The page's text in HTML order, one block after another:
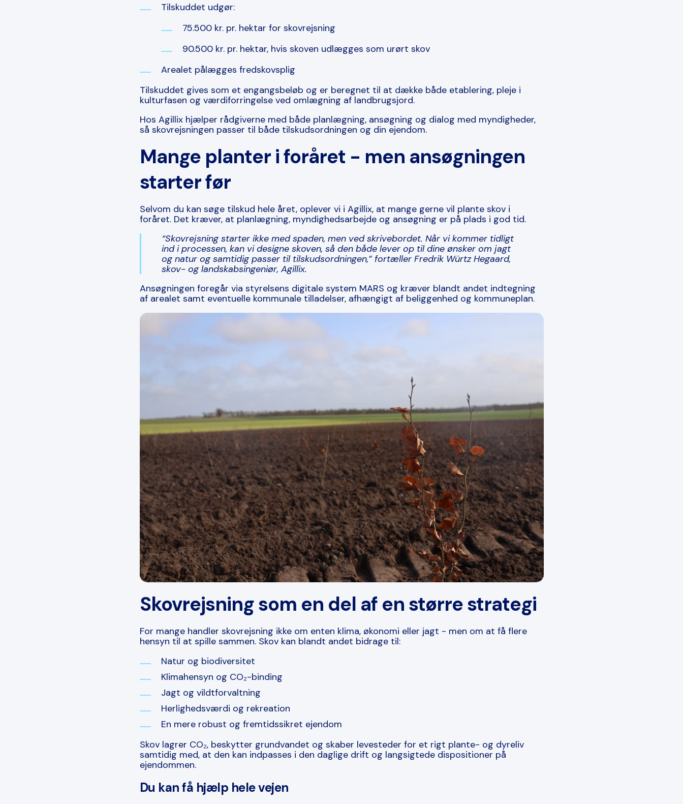
Tilskuddet udgør:
75.500 kr. pr. hektar for skovrejsning
90.500 kr. pr. hektar, hvis skoven udlægges som urørt skov
Arealet pålægges fredskovsplig
Tilskuddet gives som et engangsbeløb og er beregnet til at dække både etablering, pleje i
kulturfasen og værdiforringelse ved omlægning af landbrugsjord.
Hos Agillix hjælper rådgiverne med både planlægning, ansøgning og dialog med myndigheder,
så skovrejsningen passer til både tilskudsordningen og din ejendom.
Mange planter i foråret - men ansøgningen
starter før
Selvom du kan søge tilskud hele året, oplever vi i Agillix, at mange gerne vil plante skov i
foråret. Det kræver, at planlægning, myndighedsarbejde og ansøgning er på plads i god tid.
“Skovrejsning starter ikke med spaden, men ved skrivebordet. Når vi kommer tidligt
ind i processen, kan vi designe skoven, så den både lever op til dine ønsker om jagt
og natur og samtidig passer til tilskudsordningen,”fortæller Fredrik Würtz Hegaard,
skov- og landskabsingeniør, Agillix.
Ansøgningen foregår via styrelsens digitale system MARS og kræver blandt andet indtegning
af arealet samt eventuelle kommunale tilladelser, afhængigt af beliggenhed og kommuneplan.
Skovrejsning som en del af en større strategi
For mange handler skovrejsning ikke om enten klima, økonomi eller jagt - men om at få flere
hensyn til at spille sammen. Skov kan blandt andet bidrage til:
Natur og biodiversitet
Klimahensyn og CO₂-binding
Jagt og vildtforvaltning
Herlighedsværdi og rekreation
En mere robust og fremtidssikret ejendom
Skov lagrer CO₂, beskytter grundvandet og skaber levesteder for et rigt plante- og dyreliv
samtidig med, at den kan indpasses i den daglige drift og langsigtede dispositioner på
ejendommen.
Du kan få hjælp hele vejen